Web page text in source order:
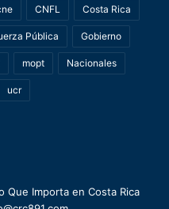
CNFL Costa Rica
Pública Gobierno
mopt Nacionales
ucr
Que Importa en Costa Rica